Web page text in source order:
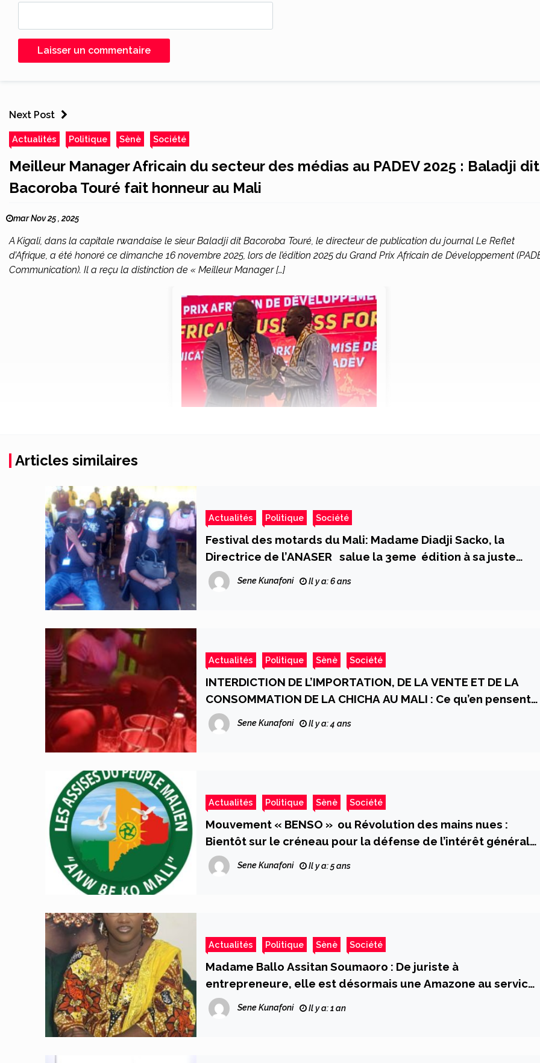
Next Post
Actualités Politique Sènè Société
Meilleur Manager Africain du secteur des médias au PADEV 2025 : Baladji dit
Bacoroba Touré fait honneur au Mali
mar Nov 25 , 2025
A Kigali, dans la capitale rwandaise le sieur Baladji dit Bacoroba Touré, le directeur de publication du journal Le Reflet
d’Afrique, a été honoré ce dimanche 16 novembre 2025, lors de l’édition 2025 du Grand Prix Africain de Développement
Communication). Il a reçu la distinction de « Meilleur Manager […]
Articles similaires
Actualités Politique Société
Festival des motards du Mali: Madame Diadji Sacko, la
Directrice de l’ANASER salue la 3eme édition à sa juste
valeur
Sene Kunafoni Il y a: 6 ans
Actualités Politique Sènè Société
INTERDICTION DE L’IMPORTATION, DE LA VENTE ET DE LA
CONSOMMATION DE LA CHICHA AU MALI : Ce qu’en pensent
certains de nos lecteurs
Sene Kunafoni Il y a: 4 ans
Actualités Politique Sènè Société
Mouvement « BENSO » ou Révolution des mains nues :
Bientôt sur le créneau pour la défense de l’intérêt général
des maliens
Sene Kunafoni Il y a: 5 ans
Actualités Politique Sènè Société
Madame Ballo Assitan Soumaoro : De juriste à
entrepreneure, elle est désormais une Amazone au service
des plus demunis
Sene Kunafoni Il y a: 1 an